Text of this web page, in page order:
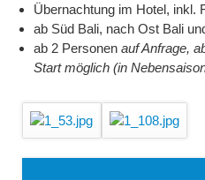
Übernachtung im Hotel, inkl.
ab Süd Bali, nach Ost Bali
ab 2 Personen auf Anfrage,
Start möglich (in